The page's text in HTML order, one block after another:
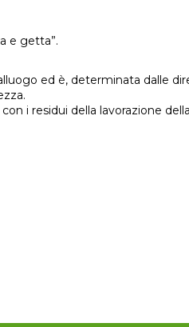
e getta”.
ed è, determinata dalle
i residui della lavorazione